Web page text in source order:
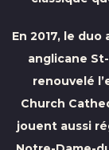
En 2017, le duo
anglicane
renouvelé
Church
jouent aussi